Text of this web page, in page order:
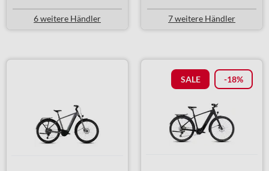
6 weitere Händler 7 weitere Händler
SALE -18%